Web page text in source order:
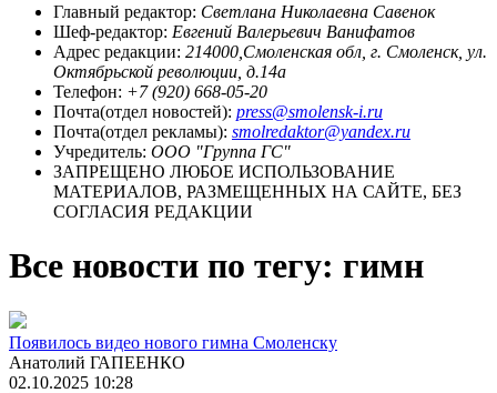
Главный редактор: Светлана Николаевна Савенок
Шеф-редактор: Евгений Валерьевич Ванифатов
Адрес редакции: 214000,Смоленская обл, г. Смоленск, ул.
Октябрьской революции, д.14а
Телефон: +7 (920) 668-05-20
Почта(отдел новостей): press@smolensk-i.ru
Почта(отдел рекламы): smolredaktor@yandex.ru
Учредитель: ООО "Группа ГС"
ЗАПРЕЩЕНО ЛЮБОЕ ИСПОЛЬЗОВАНИЕ
МАТЕРИАЛОВ, РАЗМЕЩЕННЫХ НА САЙТЕ, БЕЗ
СОГЛАСИЯ РЕДАКЦИИ
Все новости по тегу: гимн
Появилось видео нового гимна Смоленску
Анатолий ГАПЕЕНКО
02.10.2025 10:28